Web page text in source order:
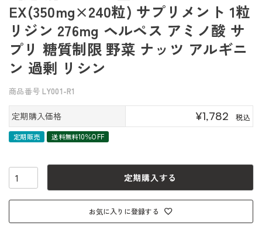
EX(350mg×240粒) サプリメント 1粒
リジン 276mg ヘルペス アミノ酸 サ
プリ 糖質制限 野菜 ナッツ アルギニ
ン 過剰 リシン
商品番号 LY001-R1
定期購入価格 ¥1,782 税込
定期販売 送料無料10％OFF
定期購入する
お気に入りに登録する